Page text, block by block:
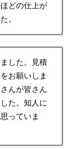
どの仕上が
。
した。見積
お願いしま
んが皆さん
た。知人に
っていま